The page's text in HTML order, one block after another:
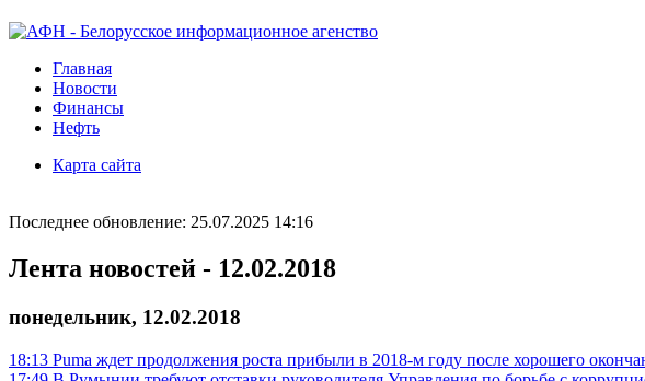
Главная
Новости
Финансы
Нефть
Карта сайта
Последнее обновление: 25.07.2025 14:16
Лента новостей - 12.02.2018
понедельник, 12.02.2018
18:13 Puma ждет продолжения роста прибыли в 2018-м году после хорошего